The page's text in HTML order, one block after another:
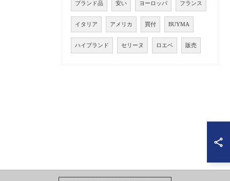
ブランド品 安い ヨーロッパ フランス
イタリア アメリカ 買付 BUYMA
ハイブランド セリーヌ ロエベ 販売